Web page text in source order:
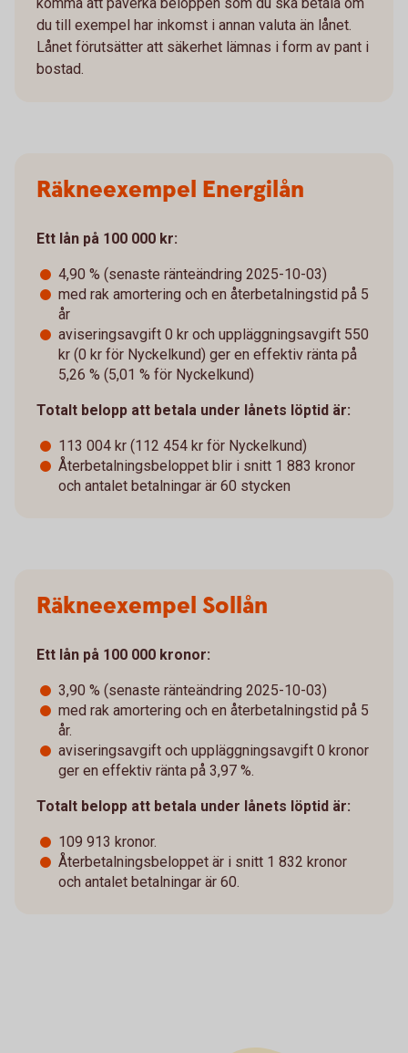
du till exempel har inkomst i annan valuta än lånet.
Lånet förutsätter att säkerhet lämnas i form av pant i
bostad.
Räkneexempel Energilån
Ett lån på 100 000 kr:
4,90 % (senaste ränteändring 2025-10-03)
med rak amortering och en återbetalningstid på 5
år
aviseringsavgift 0 kr och uppläggningsavgift 550
kr (0 kr för Nyckelkund) ger en effektiv ränta på
5,26 % (5,01 % för Nyckelkund)
Totalt belopp att betala under lånets löptid är:
113 004 kr (112 454 kr för Nyckelkund)
Återbetalningsbeloppet blir i snitt 1 883 kronor
och antalet betalningar är 60 stycken
Räkneexempel Sollån
Ett lån på 100 000 kronor:
3,90 % (senaste ränteändring 2025-10-03)
med rak amortering och en återbetalningstid på 5
år.
aviseringsavgift och uppläggningsavgift 0 kronor
ger en effektiv ränta på 3,97 %.
Totalt belopp att betala under lånets löptid är:
109 913 kronor.
Återbetalningsbeloppet är i snitt 1 832 kronor
och antalet betalningar är 60.